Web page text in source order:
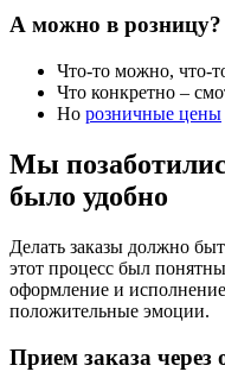
А можно в розницу?
Что-то можно, что-
Что конкретно –
Но розничные цены
Мы
было удобно
Делать заказы должно
этот процесс был
оформление и исполнение
положительные эмоции.
Прием заказа